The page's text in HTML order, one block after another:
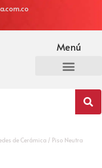
Menú
de Cerámica / Piso Neutra